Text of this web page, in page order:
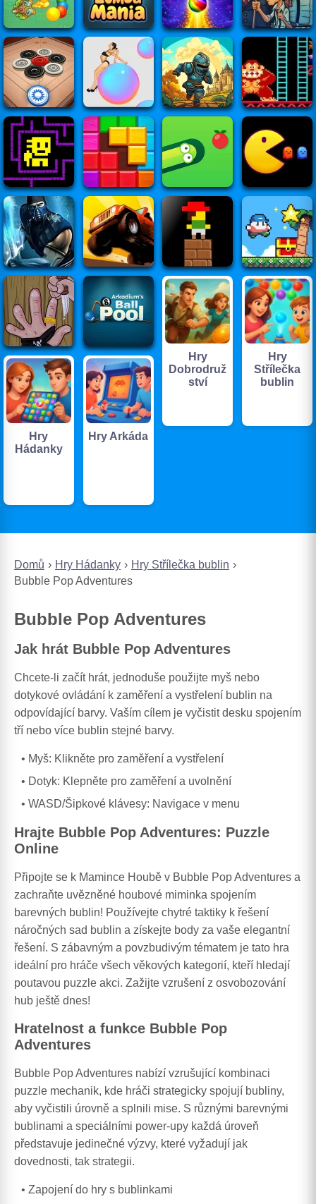
Domů Hry Hádanky
Hry Střílečka bublin
Bubble Pop Adventures
Bubble Pop Adventures
Jak hrát Bubble Pop Adventures
Chcete-li začít hrát, jednoduše použijte myš nebo
dotykové ovládání k zaměření a vystřelení bublin na
odpovídající barvy. Vaším cílem je vyčistit desku spojením
tří nebo více bublin stejné barvy.
Myš: Klikněte pro zaměření a vystřelení
Dotyk: Klepněte pro zaměření a uvolnění
WASD/Šipkové klávesy: Navigace v menu
Hrajte Bubble Pop Adventures: Puzzle
Online
Připojte se k Mamince Houbě v Bubble Pop Adventures a
zachraňte uvězněné houbové miminka spojením
barevných bublin! Používejte chytré taktiky k řešení
náročných sad bublin a získejte body za vaše elegantní
řešení. S zábavným a povzbudivým tématem je tato hra
ideální pro hráče všech věkových kategorií, kteří hledají
poutavou puzzle akci. Zažijte vzrušení z osvobozování
hub ještě dnes!
Hratelnost a funkce Bubble Pop
Adventures
Bubble Pop Adventures nabízí vzrušující kombinaci
puzzle mechanik, kde hráči strategicky spojují bubliny,
aby vyčistili úrovně a splnili mise. S různými barevnými
bublinami a speciálními power-upy každá úroveň
představuje jedinečné výzvy, které vyžadují jak
dovednosti, tak strategii.
Zapojení do hry s bublinkami
Hry
Dobrodruž
ství
Hry
Střílečka
bublin
Hry
Hádanky
Hry Arkáda